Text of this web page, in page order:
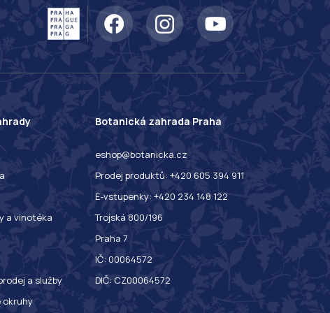
a vinotéka
a služby
okruhy
Botanická zahrada Praha
eshop@botanicka.cz
Prodej produktů: +420 605 394 911
E-vstupenky: +420 234 148 122
Trojská 800/196
Praha 7
IČ: 00064572
DIČ: CZ00064572